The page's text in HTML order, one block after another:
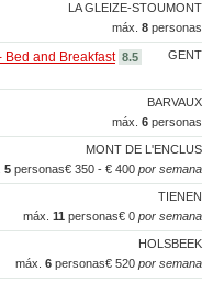
LA GLEIZE-STOUMONT
máx. 8 personas
GENT
Bed and Breakfast 8.5
BARVAUX
máx. 6 personas
MONT DE L'ENCLUS
€ 350 - € 400 por semana
5 personas
TIENEN
€ 0 por semana
máx. 11 personas
HOLSBEEK
€ 520 por semana
máx. 6 personas